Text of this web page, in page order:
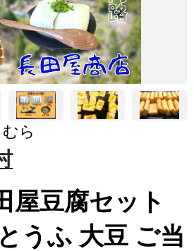
ら
屋豆腐セット
うふ 大豆 ご当